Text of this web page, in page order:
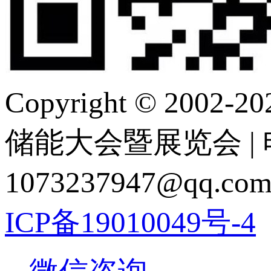
Copyright © 2002-
储能大会暨展览会 |
ICP备19010049号-4